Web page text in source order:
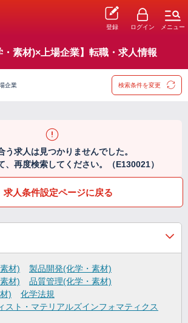
登録 ログイン メニュー
・素材)×上場企業】転職・求人情報
企業 検索条件を変更
う求人は見つかりませんでした。
、再度検索してください。（E130021）
求人条件設定ページに戻る
材)
製品開発(化学・素材)
材)
品質管理(化学・素材)
)
化学法規
スト・マテリアルズインフォマティクス